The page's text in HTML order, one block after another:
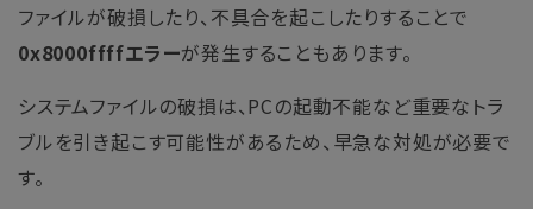
ファイルが破損したり、不具合を起こしたりすることで
0x8000ffffエラーが発生することもあります。
システムファイルの破損は、PCの起動不能など重要なトラ
ブルを引き起こす可能性があるため、早急な対処が必要で
す。